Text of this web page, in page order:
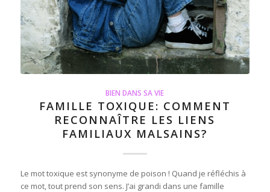
BIEN DANS SA VIE
FAMILLE TOXIQUE: COMMENT
RECONNAÎTRE LES LIENS
FAMILIAUX MALSAINS?
Le mot toxique est synonyme de poison ! Quand je réfléchis à
ce mot, tout prend son sens. J’ai grandi dans une famille